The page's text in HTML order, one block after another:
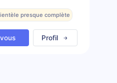
presque complète
Profil